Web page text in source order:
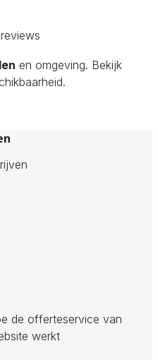
reviews
en omgeving. Bekijk
de offerteservice van
werkt